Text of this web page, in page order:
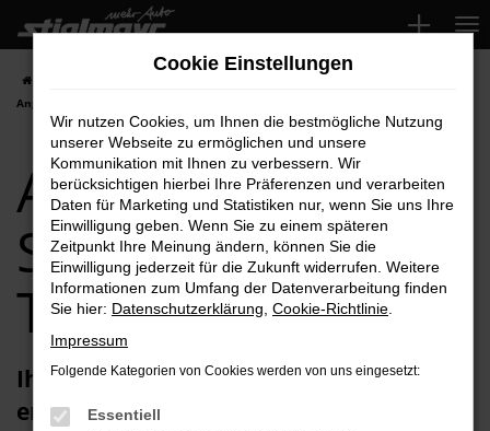
Zum
Hauptinhalt
springen
Angebote
Audi Q7 für
Schrobenhausen
Top-Angebote
Ihren Audi Q7 für Schrobenhausen
erhalten Sie im Autohaus Stiglmayr
Cookie Einstellungen
Wir nutzen Cookies, um Ihnen die bestmögliche Nutzung
unserer Webseite zu ermöglichen und unsere
Kommunikation mit Ihnen zu verbessern. Wir
berücksichtigen hierbei Ihre Präferenzen und verarbeiten
Daten für Marketing und Statistiken nur, wenn Sie uns Ihre
Einwilligung geben. Wenn Sie zu einem späteren
Zeitpunkt Ihre Meinung ändern, können Sie die
Einwilligung jederzeit für die Zukunft widerrufen. Weitere
Informationen zum Umfang der Datenverarbeitung finden
Sie hier: Datenschutzerklärung Cookie-Richtlinie
Impressum
Folgende Kategorien von Cookies werden von uns eingesetzt:
Essentiell